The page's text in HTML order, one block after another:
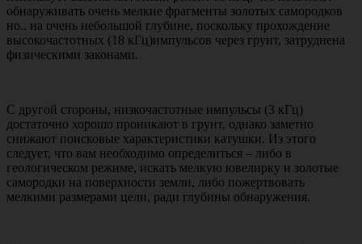
обнаруживать очень мелкие фрагменты золотых самородков
но.. на очень небольшой глубине, поскольку прохождение
высокочастотных (18 кГц)импульсов через грунт, затруднена
физическими законами.
С другой стороны, низкочастотные импульсы (3 кГц)
достаточно хорошо проникают в грунт, однако заметно
снижают поисковые характеристики катушки. Из этого
следует, что вам необходимо определиться – либо в
геологическом режиме, искать мелкую ювелирку и золотые
самородки на поверхности земли, либо пожертвовать
мелкими размерами цели, ради глубины обнаружения.